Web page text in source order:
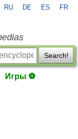
RU DE ES FR
Search!
Игры ⚽